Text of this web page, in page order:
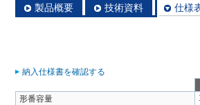
製品概要 技術資料 仕様
納入仕様書を確認する
形番容量